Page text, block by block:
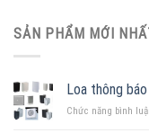
SẢN PHẨM MỚI
Loa thông
Chức năng bình